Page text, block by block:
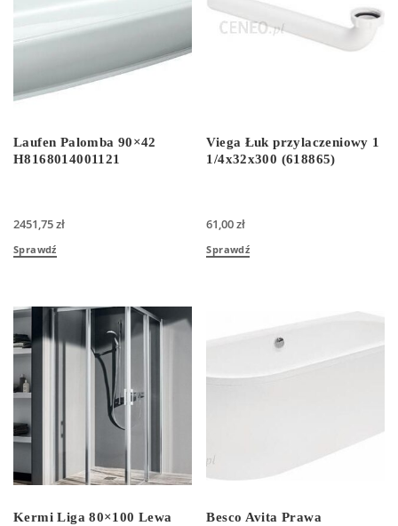
Laufen Palomba 90×42
H8168014001121
2451,75zł
Sprawdź
Viega Łuk przylaczeniowy 1
1/4x32x300 (618865)
61,00zł
Sprawdź
Kermi Liga 80×100 Lewa
Besco Avita Prawa